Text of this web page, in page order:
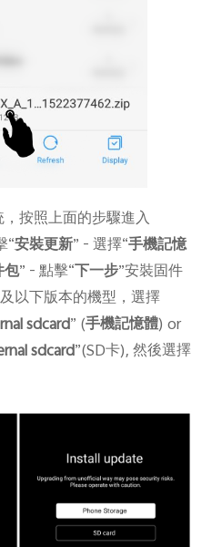
按照上面的步驟進入
“安裝更新” - 選擇“手機記憶
包” - 點擊“下一步”安裝固件
以下版本的機型，選擇
sdcard” (手機記憶體) or
sdcard”(SD卡), 然後選擇